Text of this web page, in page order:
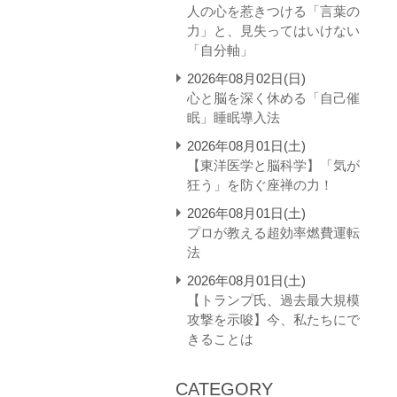
人の心を惹きつける「言葉の
力」と、見失ってはいけない
「自分軸」
2026年08月02日(日)
心と脳を深く休める「自己催
眠」睡眠導入法
2026年08月01日(土)
【東洋医学と脳科学】「気が
狂う」を防ぐ座禅の力！
2026年08月01日(土)
プロが教える超効率燃費運転
法
2026年08月01日(土)
【トランプ氏、過去最大規模
攻撃を示唆】今、私たちにで
きることは
CATEGORY